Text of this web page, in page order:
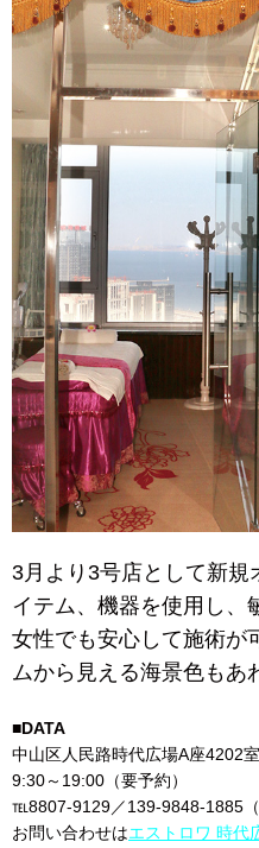
3月より3号店として新規
イテム、機器を使用し、
女性でも安心して施術が
ムから見える海景色もあ
■DATA
中山区人民路時代広場A座4202室
9:30～19:00（要予約）
℡8807-9129／139-9848-1885（
お問い合わせはエストロワ 時代